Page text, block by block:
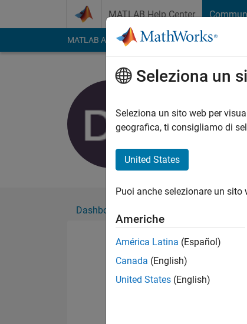
MATLAB Help Center
MATLAB Answers File Exchange Cody
Attivo dal 2020
Followers:1
Dashboard
Seleziona un
Seleziona un sito web per
geografica, ti consigliamo di
United States
Puoi anche selezionare un sito
Americhe
América Latina (Español)
Canada (English)
United States (English)